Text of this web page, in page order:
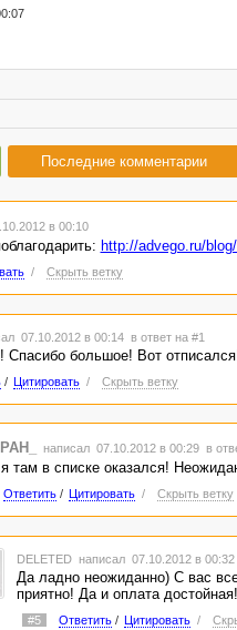
Последние комментарии
в 00:10
http://advego.ru/
/ Скрыть ветку
07.10.2012 в 00:14 в ответ на #1
Спасибо большое! Вот
/ Цитировать / Скрыть ветку
написал 07.10.2012 в 00:29 в
там в списке оказался!
Ответить/ Цитировать / Скрыть ветку
DELETED написал 07.10.2012 в 00:32
Да ладно неожиданно) С вас
приятно! Да и оплата
#5 Ответить/ Цитировать /